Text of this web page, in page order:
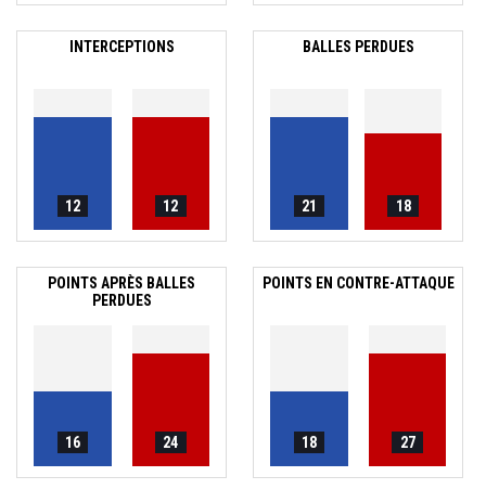
INTERCEPTIONS
12 12
BALLES PERDUES
21 18
POINTS APRÈS BALLES
PERDUES
16 24
POINTS EN CONTRE-ATTAQUE
18 27